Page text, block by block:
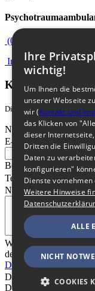
(0351) 44832071
Informationsflyer
Kontaktformular
Die mit * markierten Zeilen
Name:
E-Mail * Pflichtfeld
Betreff:
Telefon:
Nachricht*Pflichtfeld:
Wir speichern die
dem Absenden erklären
Datenschutz
*
Ihre
wichtig!
Um Ihnen die
unserer Webseite
wir (Kontakt und
das Klicken von
dieser
Dritten die
Daten zu
konfigurieren"
Dienste
Weitere Hinweise
ALLE
NICHT
COOKIES